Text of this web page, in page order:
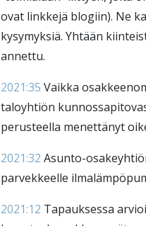
ovat linkkejä blogiin). Ne
kysymyksiä. Yhtään
annettu.
2021:35 Vaikka
taloyhtiön
perusteella menettänyt
2021:32 Asunto-
parvekkeelle
2021:12 Tapauksessa